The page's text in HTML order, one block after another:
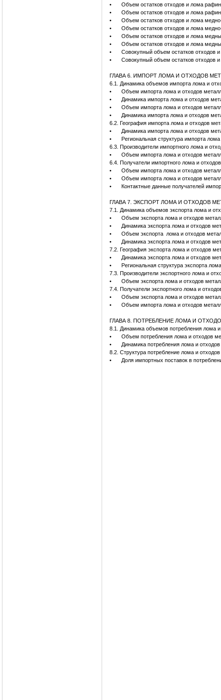
•
Объем остатков отходов и лома
•
Объем остатков отходов и лома
•
Объем остатков отходов и лома
•
Объем остатков отходов и лома
•
Объем остатков отходов и лома
•
Объем остатков отходов и лома
•
Совокупный объем остатков отходов
•
Совокупный объем остатков отходов
ГЛАВА 6. ИМПОРТ ЛОМА И ОТХОДОВ
6.1. Динамика объемов импорта лома и
•
Объем импорта лома и отходов
•
Динамика импорта лома и отходов
•
Объем импорта лома и отходов
•
Динамика импорта лома и отходов
6.2. География импорта лома и отходов
•
Динамика импорта лома и отходов
•
Региональная структура импорта
6.3. Производители импортного лома и
•
Объем импорта лома и отходов
6.4. Получатели импортного лома и
•
Объем импорта лома и отходов
•
Объем импорта лома и отходов
•
Контактные данные получателей
ГЛАВА 7. ЭКСПОРТ ЛОМА И ОТХОДОВ
7.1. Динамика объемов экспорта лома и
•
Объем экспорта лома и отходов
•
Динамика экспорта лома и отходов
•
Объем экспорта лома и отходов
•
Динамика экспорта лома и отходов
7.2. География экспорта лома и отходов
•
Динамика экспорта лома и отходов
•
Региональная структура экспорта
7.3. Производители экспортного лома и
•
Объем экспорта лома и отходов
7.4. Получатели экспортного лома и
•
Объем экспорта лома и отходов
•
Объем импорта лома и отходов
ГЛАВА 8. ПОТРЕБЛЕНИЕ ЛОМА И
8.1. Динамика объемов потребления лома
•
Объем потребления лома и отходов
•
Динамика потребления лома и
8.2. Структура потребление лома и
•
Доля импортных поставок в